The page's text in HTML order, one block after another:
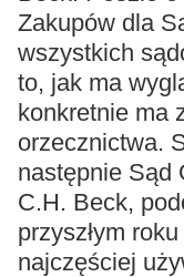
Zakupów dla
wszystkich
to, jak ma
konkretnie ma
orzecznictwa.
następnie Sąd
C.H. Beck,
przyszłym
najczęściej